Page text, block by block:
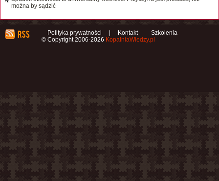
można by sądzić
Polityka prywatności Kontakt
Szkolenia
© Copyright 2006-2026 KopalniaWiedzy.pl